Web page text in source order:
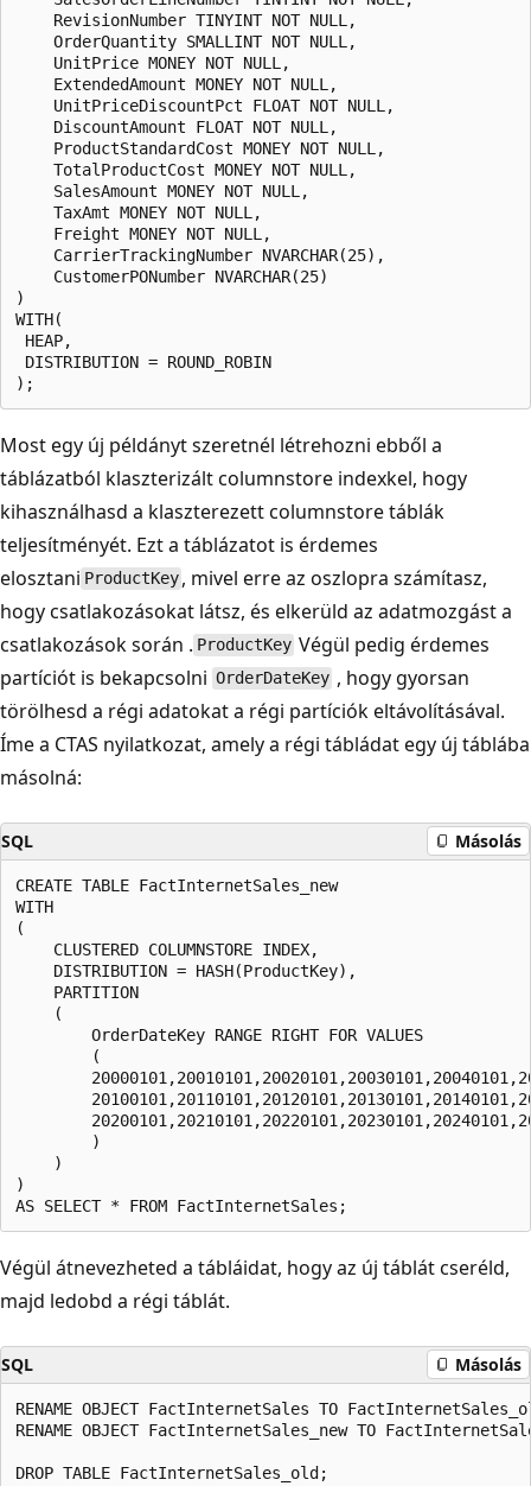
    RevisionNumber TINYINT NOT NULL,
    OrderQuantity SMALLINT NOT NULL,
    UnitPrice MONEY NOT NULL,
    ExtendedAmount MONEY NOT NULL,
    UnitPriceDiscountPct FLOAT NOT NULL,
    DiscountAmount FLOAT NOT NULL,
    ProductStandardCost MONEY NOT NULL,
    TotalProductCost MONEY NOT NULL,
    SalesAmount MONEY NOT NULL,
    TaxAmt MONEY NOT NULL,
    Freight MONEY NOT NULL,
    CarrierTrackingNumber NVARCHAR(25),
    CustomerPONumber NVARCHAR(25)
)
WITH(
HEAP,
DISTRIBUTION = ROUND_ROBIN
Most egy új példányt szeretnél létrehozni ebből a
táblázatból klaszterizált columnstore indexkel, hogy
kihasználhasd a klaszterezett columnstore táblák
teljesítményét. Ezt a táblázatot is érdemes
elosztani ProductKey , mivel erre az oszlopra számítasz,
hogy csatlakozásokat látsz, és elkerüld az adatmozgást a
csatlakozások során . ProductKey Végül pedig érdemes
partíciót is bekapcsolni OrderDateKey , hogy gyorsan
törölhesd a régi adatokat a régi partíciók eltávolításával.
Íme a CTAS nyilatkozat, amely a régi tábládat egy új táblába
másolná:
SQL Másolás
CREATE TABLE FactInternetSales_new
WITH
(
    CLUSTERED COLUMNSTORE INDEX,
    DISTRIBUTION = HASH(ProductKey),
    PARTITION
    (
        OrderDateKey RANGE RIGHT FOR VALUES
        (
        )
    )
)
Végül átnevezheted a tábláidat, hogy az új táblát cseréld,
majd ledobd a régi táblát.
SQL Másolás
RENAME OBJECT FactInternetSales TO
RENAME OBJECT FactInternetSales_new TO